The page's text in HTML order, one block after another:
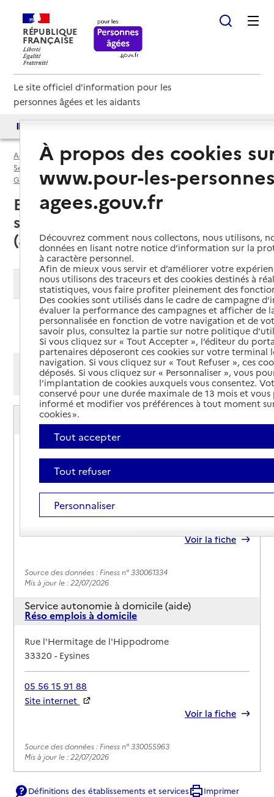
RÉPUBLIQUE
FRANÇAISE
Le site officiel d'information pour les
personnes âgées et les aidants
Accueil
Espace annuaire
Services autonomie à domicile (aide) par département
Gironde (33)
Service autonomie à domicile (aide)
Eysines (33320) : liste des 5
services autonomie à domicile
(aide)
Modifier ma recherche
Ajouter cette recherche aux favoris
Afficher les résultats par:
Mode liste
Mode carte
Service autonomie à domicile (aide)
Aide et services
Adresse
Place Rouillaou
33320-Eysines
05 56 38 71 54
Contact
Rapport HAS
Voir la fiche
Source des données : Finess n° 330061334
Mis à jour le : 22/07/2026
Service autonomie à domicile (aide)
Réso emplois à domicile
Adresse
Rue l'Hermitage de l'Hippodrome
33320-Eysines
05 56 15 91 88
Site internet
Voir la fiche
Source des données : Finess n° 330055963
Mis à jour le : 22/07/2026
Services du CCAS
Définitions des établissements et services
Imprimer
À propos des cookies
www.pour-les-
agees.gouv.fr
Découvrez comment nous collectons, nous utilisons,
données en lisant notre notice d’information sur la
à caractère personnel.
Afin de mieux vous servir et d’améliorer votre
nous utilisons des traceurs et des cookies destinés à
statistiques, vous faire profiter pleinement des
Des cookies sont utilisés dans le cadre de campagne
évaluer la performance des campagnes et afficher de
personnalisée en fonction de votre navigation et de
savoir plus, consultez la partie sur notre politique
Si vous cliquez sur « Tout Accepter », l’éditeur du
partenaires déposeront ces cookies sur votre terminal
navigation. Si vous cliquez sur « Tout Refuser », ces
déposés. Si vous cliquez sur « Personnaliser », vous
l’implantation de cookies auxquels vous consentez.
conservé pour une durée maximale de 13 mois et
informé et modifier vos préférences à tout moment
cookies ».
Tout accepter
Tout refuser
Personnaliser